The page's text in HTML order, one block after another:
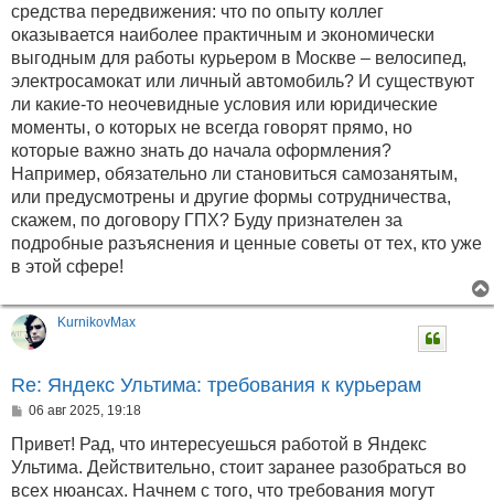
средства передвижения: что по опыту коллег
оказывается наиболее практичным и экономически
выгодным для работы курьером в Москве – велосипед,
электросамокат или личный автомобиль? И существуют
ли какие-то неочевидные условия или юридические
моменты, о которых не всегда говорят прямо, но
которые важно знать до начала оформления?
Например, обязательно ли становиться самозанятым,
или предусмотрены и другие формы сотрудничества,
скажем, по договору ГПХ? Буду признателен за
подробные разъяснения и ценные советы от тех, кто уже
в этой сфере!
KurnikovMax
Re: Яндекс Ультима: требования к курьерам
С
о
б
щ
е
06 авг 2025, 19:18
Привет! Рад, что интересуешься работой в Яндекс
Ультима. Действительно, стоит заранее разобраться во
всех нюансах. Начнем с того, что требования могут